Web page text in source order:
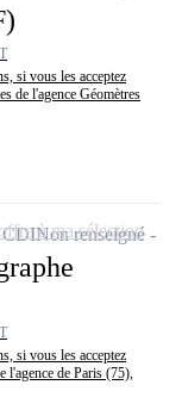
si vous les acceptez
de l'agence Géomètres
si vous les acceptez
l'agence de Paris (75),
CDINon renseigné
à ma sélection